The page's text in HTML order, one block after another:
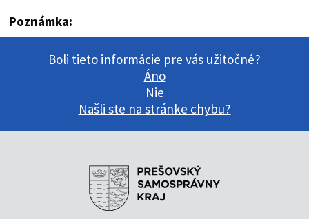
Poznámka:
Boli tieto informácie pre vás užitočné?
Áno
Nie
Našli ste na stránke chybu?